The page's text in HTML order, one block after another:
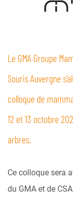
Le GMA Groupe
Souris Auvergne
colloque de
12 et 13 octobre
arbres.
Ce colloque sera
du GMA et de